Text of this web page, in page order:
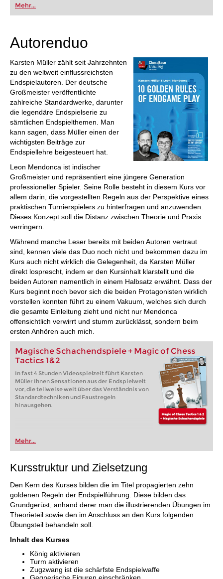
Mehr...
Autorenduo
Karsten Müller zählt seit Jahrzehnten
zu den weltweit einflussreichsten
Endspielautoren. Der deutsche
Großmeister veröffentlichte
zahlreiche Standardwerke, darunter
die legendäre Endspielserie zu
sämtlichen Endspielthemen. Man
kann sagen, dass Müller einen der
wichtigsten Beiträge zur
Endspiellehre beigesteuert hat.
Leon Mendonca ist indischer
Großmeister und repräsentiert eine jüngere Generation
professioneller Spieler. Seine Rolle besteht in diesem Kurs vor
allem darin, die vorgestellten Regeln aus der Perspektive eines
praktischen Turnierspielers zu hinterfragen und anzuwenden.
Dieses Konzept soll die Distanz zwischen Theorie und Praxis
verringern.
Während manche Leser bereits mit beiden Autoren vertraut
sind, kennen viele das Duo noch nicht und bekommen dazu im
Kurs auch nicht wirklich die Gelegenheit, da Karsten Müller
direkt losprescht, indem er den Kursinhalt klarstellt und die
beiden Autoren namentlich in einem Halbsatz erwähnt. Dass der
Kurs beginnt noch bevor sich die beiden Protagonisten wirklich
vorstellen konnten führt zu einem Vakuum, welches sich durch
die gesamte Einleitung zieht und nicht nur Mendonca
offensichtlich verwirrt und stumm zurücklässt, sondern beim
ersten Anhören auch mich.
Magische Schachendspiele + Magic of Chess
Tactics 1&2
In fast 4 Stunden Videospielzeit führt Karsten
Müller Ihnen Sensationen aus der Endspielwelt
vor, die teilweise weit über das Verständnis von
Standardtechniken und Faustregeln
hinausgehen.
Mehr...
Kursstruktur und Zielsetzung
Den Kern des Kurses bilden die im Titel propagierten zehn
goldenen Regeln der Endspielführung. Diese bilden das
Grundgerüst, anhand derer man die illustrierenden Übungen im
Theorieteil sowie den im Anschluss an den Kurs folgenden
Übungsteil behandeln soll.
Inhalt des Kurses
König aktivieren
Turm aktivieren
Zugzwang ist die schärfste Endspielwaffe